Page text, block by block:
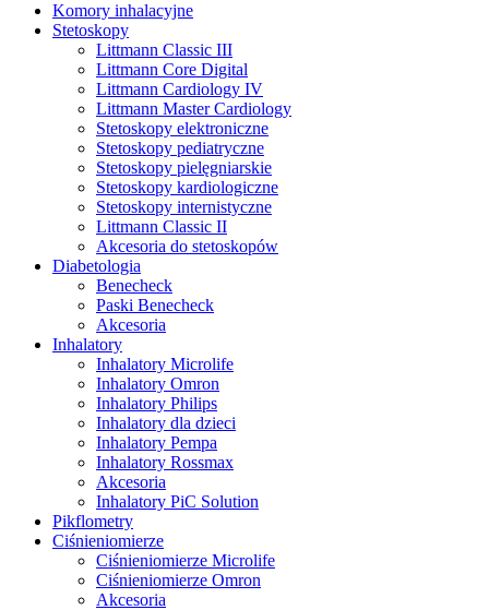
Komory inhalacyjne
Stetoskopy
Littmann Classic III
Littmann Core Digital
Littmann Cardiology IV
Littmann Master Cardiology
Stetoskopy elektroniczne
Stetoskopy pediatryczne
Stetoskopy pielęgniarskie
Stetoskopy kardiologiczne
Stetoskopy internistyczne
Littmann Classic II
Akcesoria do stetoskopów
Diabetologia
Benecheck
Paski Benecheck
Akcesoria
Inhalatory
Inhalatory Microlife
Inhalatory Omron
Inhalatory Philips
Inhalatory dla dzieci
Inhalatory Pempa
Inhalatory Rossmax
Akcesoria
Inhalatory PiC Solution
Pikflometry
Ciśnieniomierze
Ciśnieniomierze Microlife
Ciśnieniomierze Omron
Akcesoria